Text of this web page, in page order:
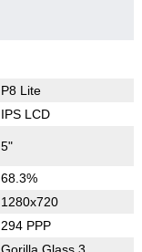
P8 Lite
IPS LCD
5"
68.3%
1280x720
294 PPP